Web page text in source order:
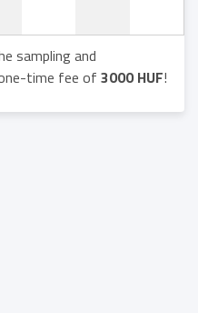
sampling and
time fee of 3000 HUF!